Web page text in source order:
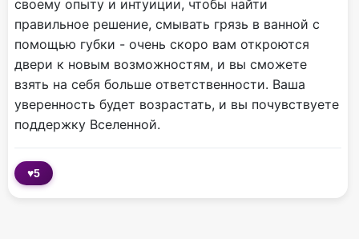
своему опыту и интуиции, чтобы найти
правильное решение, смывать грязь в ванной с
помощью губки - очень скоро вам откроются
двери к новым возможностям, и вы сможете
взять на себя больше ответственности. Ваша
уверенность будет возрастать, и вы почувствуете
поддержку Вселенной.
♥5